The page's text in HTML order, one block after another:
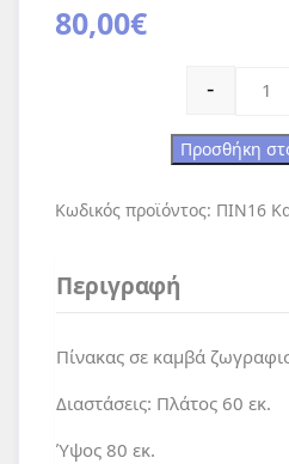
80,00€
-
Προσθήκη
Κωδικός προϊόντος: ΠΙΝ16
Περιγραφή
Πίνακας σε καμβά
Διαστάσεις: Πλάτος 60 εκ.
Ύψος 80 εκ.